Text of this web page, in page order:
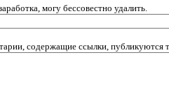
могу бессовестно удалить.
содержащие ссылки, публикуются